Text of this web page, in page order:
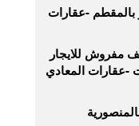
بالمقطم -عقارات
مفروش للايجار
-عقارات المعادي